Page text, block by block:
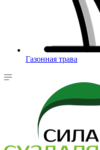
Газонная трава